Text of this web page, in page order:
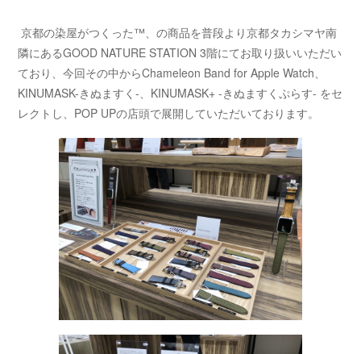
京都の染屋がつくった™、の商品を普段より京都タカシマヤ南
隣にあるGOOD NATURE STATION 3階にてお取り扱いいただい
ており、今回その中からChameleon Band for Apple Watch、
KINUMASK-きぬますく-、KINUMASK+ -きぬますくぷらす- をセ
レクトし、POP UPの店頭で展開していただいております。